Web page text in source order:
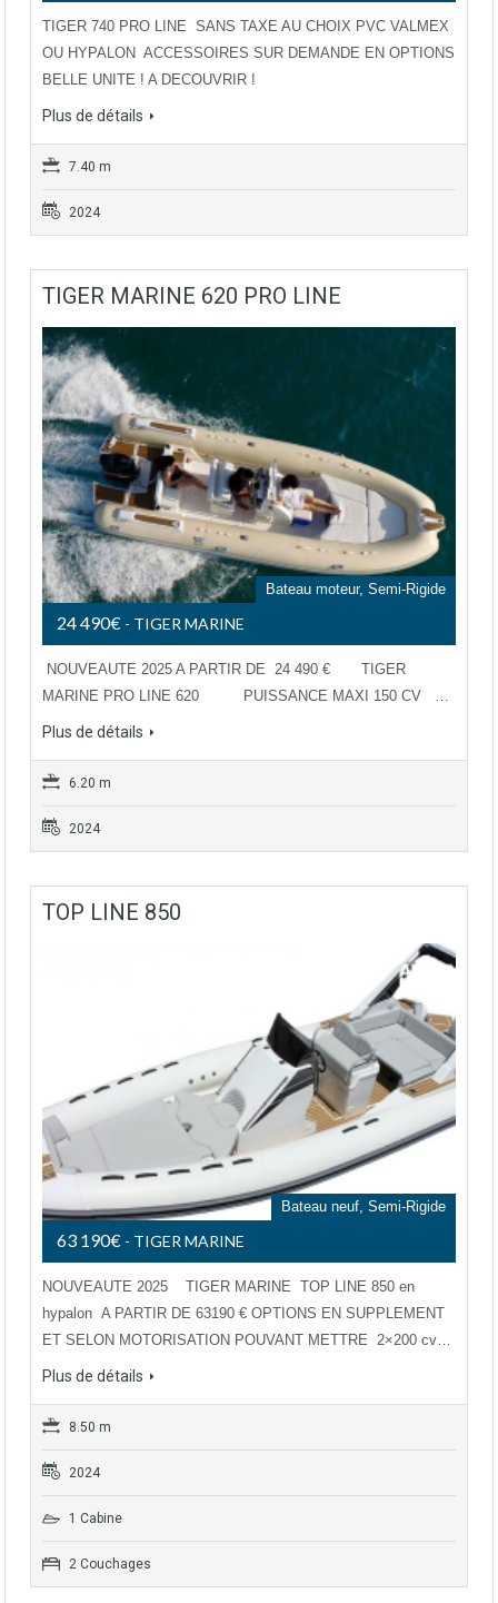
TIGER 740 PRO LINE SANS TAXE AU CHOIX PVC VALMEX
OU HYPALON ACCESSOIRES SUR DEMANDE EN OPTIONS
BELLE UNITE ! A DECOUVRIR !
Plus de détails
7.40 m
2024
TIGER MARINE 620 PRO LINE
Bateau moteur, Semi-Rigide
24 490€ - TIGER MARINE
NOUVEAUTE 2025 A PARTIR DE 24 490 € TIGER
MARINE PRO LINE 620 PUISSANCE MAXI 150 CV …
Plus de détails
6.20 m
2024
TOP LINE 850
Bateau neuf, Semi-Rigide
63 190€ - TIGER MARINE
NOUVEAUTE 2025 TIGER MARINE TOP LINE 850 en
hypalon A PARTIR DE 63190 € OPTIONS EN SUPPLEMENT
ET SELON MOTORISATION POUVANT METTRE 2×200 cv…
Plus de détails
8.50 m
2024
1 Cabine
2 Couchages